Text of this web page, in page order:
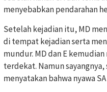
menyebabkan pendarahan
Setelah kejadian itu, MD
di tempat kejadian serta
mundur. MD dan E
terdekat. Namun
menyatakan bahwa nyawa